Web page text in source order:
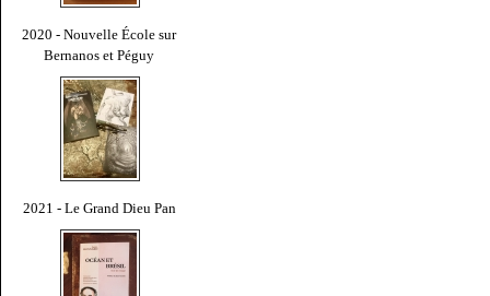
2020 - Nouvelle École sur
Bernanos et Péguy
2021 - Le Grand Dieu Pan